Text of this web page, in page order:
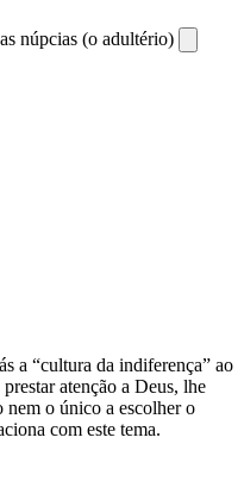
núpcias (o adultério)
a “cultura da indiferença” ao
atenção a Deus, lhe
nem o único a escolher o
com este tema.